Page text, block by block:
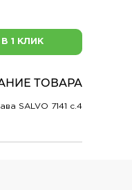
1 КЛИК
ТОВАРА
SALVO 7141 c.4